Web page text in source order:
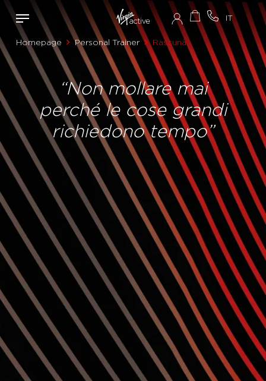
Homepage Personal Trainer Rascunà
“Non mollare mai
perché le cose grandi
richiedono tempo”